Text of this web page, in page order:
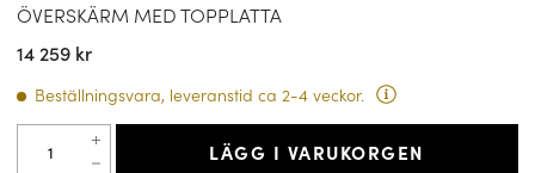
ÖVERSKÄRM MED TOPPLATTA
14 259 kr
Beställningsvara, leveranstid ca 2-4 veckor.
LÄGG I VARUKORGEN